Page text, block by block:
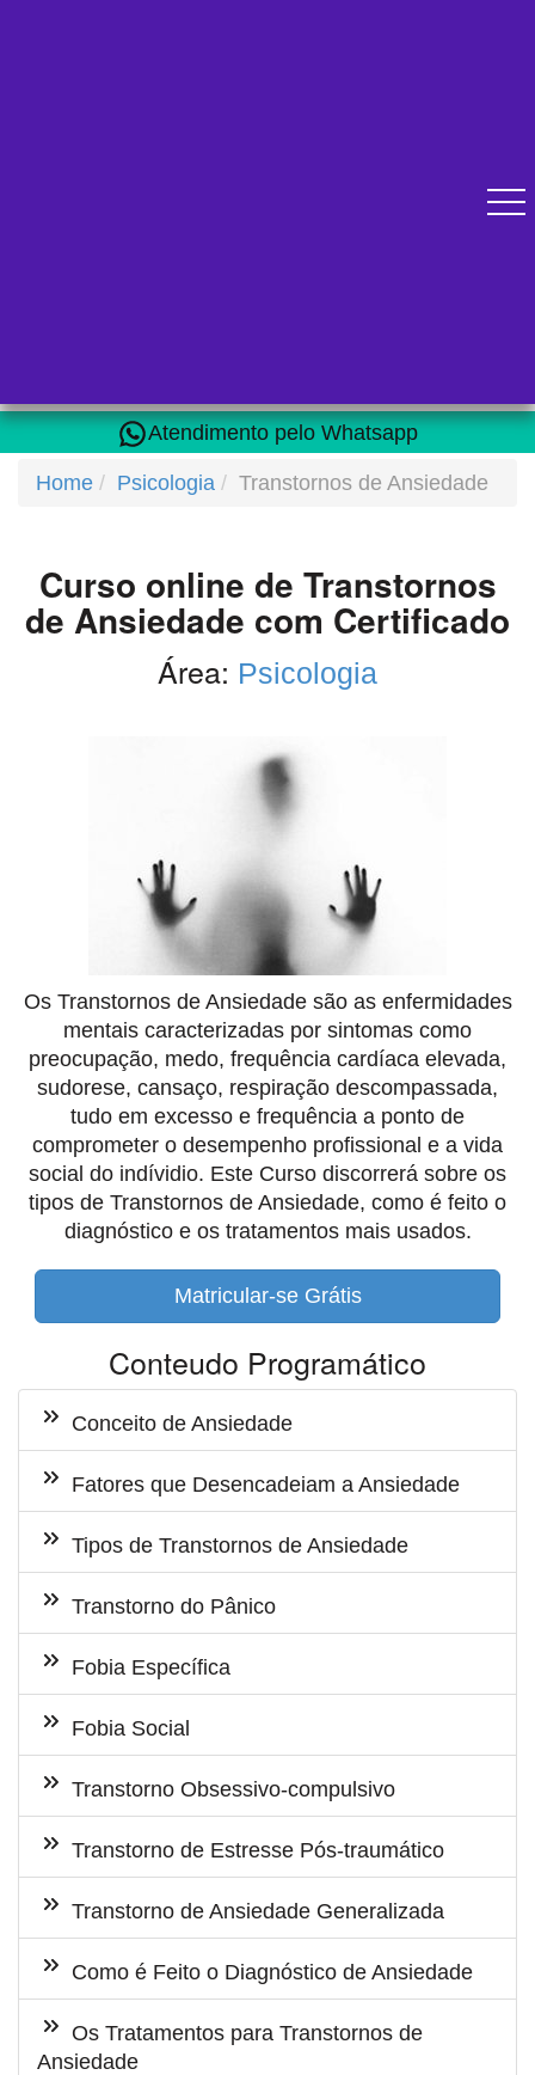
Atendimento pelo Whatsapp
Home Psicologia Transtornos de Ansiedade
Curso online de Transtornos
de Ansiedade com Certificado
Área: Psicologia
Os Transtornos de Ansiedade são as enfermidades
mentais caracterizadas por sintomas como
preocupação, medo, frequência cardíaca elevada,
sudorese, cansaço, respiração descompassada,
tudo em excesso e frequência a ponto de
comprometer o desempenho profissional e a vida
social do indívidio. Este Curso discorrerá sobre os
tipos de Transtornos de Ansiedade, como é feito o
diagnóstico e os tratamentos mais usados.
Matricular-se Grátis
Conteudo Programático
Conceito de Ansiedade
Fatores que Desencadeiam a Ansiedade
Tipos de Transtornos de Ansiedade
Transtorno do Pânico
Fobia Específica
Fobia Social
Transtorno Obsessivo-compulsivo
Transtorno de Estresse Pós-traumático
Transtorno de Ansiedade Generalizada
Como é Feito o Diagnóstico de Ansiedade
Os Tratamentos para Transtornos de
Ansiedade